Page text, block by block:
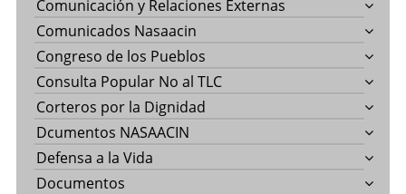
Comunicación y Relaciones Externas
Comunicados Nasaacin
Congreso de los Pueblos
Consulta Popular No al TLC
Corteros por la Dignidad
Dcumentos NASAACIN
Defensa a la Vida
Documentos